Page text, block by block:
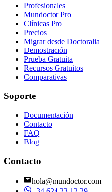
Profesionales
Mundoctor Pro
Clínicas Pro
Precios
Migrar desde Doctoralia
Demostración
Prueba Gratuita
Recursos Gratuitos
Comparativas
Soporte
Documentación
Contacto
FAQ
Blog
Contacto
hola@mundoctor.com